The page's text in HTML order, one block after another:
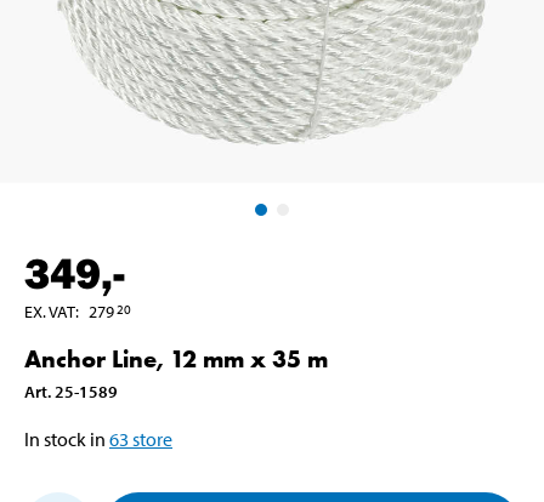
349,-
EX. VAT: 27920
Anchor Line, 12 mm x 35 m
Art. 25-1589
In stock in 63 store